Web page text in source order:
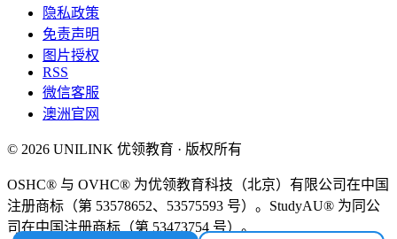
隐私政策
免责声明
图片授权
RSS
微信客服
澳洲官网
© 2026 UNILINK 优领教育 · 版权所有
OSHC® 与 OVHC® 为优领教育科技（北京）有限公司在中国
注册商标（第 53578652、53575593 号）。StudyAU® 为同公
司在中国注册商标（第 53473754 号）。